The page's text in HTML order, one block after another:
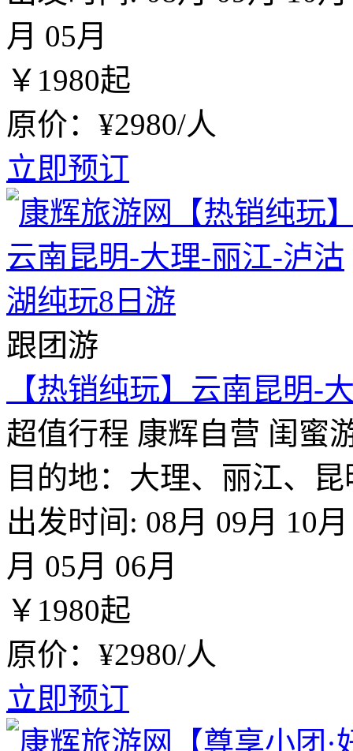
月 05月
￥ 1980起
原价：¥2980/人
立即预订
跟团游
【热销纯玩】云南昆明-
超值行程 康辉自营 闺蜜
目的地：大理、丽江、
出发时间: 08月 09月 10月
月 05月 06月
￥ 1980起
原价：¥2980/人
立即预订